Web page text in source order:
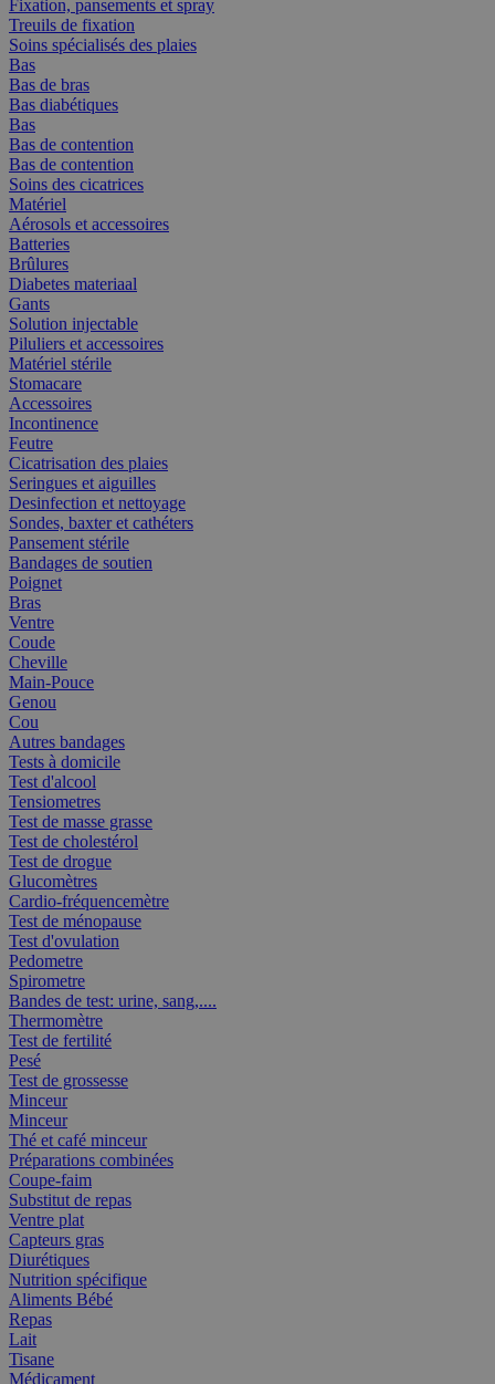
Fixation, pansements et spray
Treuils de fixation
Soins spécialisés des plaies
Bas
Bas de bras
Bas diabétiques
Bas
Bas de contention
Bas de contention
Soins des cicatrices
Matériel
Aérosols et accessoires
Batteries
Brûlures
Diabetes materiaal
Gants
Solution injectable
Piluliers et accessoires
Matériel stérile
Stomacare
Accessoires
Incontinence
Feutre
Cicatrisation des plaies
Seringues et aiguilles
Desinfection et nettoyage
Sondes, baxter et cathéters
Pansement stérile
Bandages de soutien
Poignet
Bras
Ventre
Coude
Cheville
Main-Pouce
Genou
Cou
Autres bandages
Tests à domicile
Test d'alcool
Tensiometres
Test de masse grasse
Test de cholestérol
Test de drogue
Glucomètres
Cardio-fréquencemètre
Test de ménopause
Test d'ovulation
Pedometre
Spirometre
Bandes de test: urine, sang,....
Thermomètre
Test de fertilité
Pesé
Test de grossesse
Minceur
Minceur
Thé et café minceur
Préparations combinées
Coupe-faim
Substitut de repas
Ventre plat
Capteurs gras
Diurétiques
Nutrition spécifique
Aliments Bébé
Repas
Lait
Tisane
Médicament